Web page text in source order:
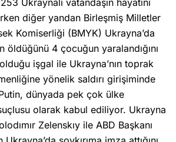
Ukraynalı vatandaşın hayatını
diğer yandan Birleşmiş Milletler
Komiserliği (BMYK) Ukrayna’da
öldüğünü 4 çocuğun yaralandığını
işgal ile Ukrayna’nın toprak
yönelik saldırı girişiminde
dünyada pek çok ülke
olarak kabul ediliyor. Ukrayna
Zelenskıy ile ABD Başkanı